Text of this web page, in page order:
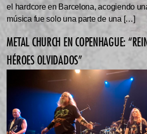
el hardcore en Barcelona, acogiendo
música fue solo una parte de una […]
METAL CHURCH EN COPENHAGUE:
HÉROES OLVIDADOS”